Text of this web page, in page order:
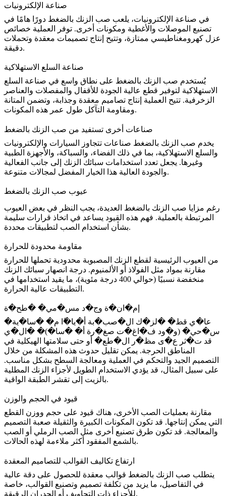
صناعة الإلكترونيات
في صناعة الإلكترونيات، يلعب صب الزنك بالضغط دورًا هامًا في
تصنيع الموصلات والأغطية ومكونات أخرى. توفر العملية خصائص
عزل كهرومغناطيسي ممتازة، وتتيح إنتاج تصميمات معقدة وتحملات
دقيقة.
صناعة السلع الاستهلاكية
يُستخدم صب الزنك بالضغط على نطاق واسع في صناعة السلع
الاستهلاكية لتوفير قطع عالية الجودة للأقفال والمفصلات والعناصر
الزخرفية. تتيح العملية إنتاج تصاميم معقدة وجذابة، وتضمن المتانة
ومقاومة التآكل طول عمر هذه المكونات.
صناعات أخرى تستفيد من صب الزنك بالضغط
يخدم صب الزنك بالضغط صناعات تتجاوز السيارات والإلكترونيات
والسلع الاستهلاكية، بما في ذلك الفضاء، والسباكة، والأجهزة الطبية
وغيرها. يجعل تعدد استخدامات سبائك الزنك إلى جانب الفعالية
والجودة العالية هذا الخيار المفضل لمجالات متنوعة.
عيوب صب الزنك بالضغط
رغم مزايا صب الزنك بالضغط العديدة، يجب النظر في بعض العيوب
المرتبطة بالعملية. فهم هذه القيود يساعد في اتخاذ قرارات سليمة
بشأن استخدام الصب لتطبيقات محددة.
مقاومة محدودة للحرارة
من العيوب الرئيسية لقطع الزنك المصبوبة محدودية تحملها للحرارة
مقارنة بمواد مثل الفولاذ أو الألمنيوم. درجة انصهار سبائك الزنك
منخفضة نسبيًا (حوالي 400 درجة مئوية)، ما يقيد استخدامها في
التطبيقات عالية الحرارة.
إم�ان�ة وج�د مس�مي� �طح�ة
�عا�ي قط� �لز�ك ال�صب�بة أ�يا�ًا م� �سا�ية
س�حي� (و�ود ف�اغ�ت صغ�رة أ� �سا�)� �ال�ي
قد ت�ثر ع�ى مظ�ر ال�طع� أو حتى سلامتها الهيكلية في
المناطق الحرجة. يمكن تقليل حدوث هذه المشكلة من خلال
التصميم الجيد والتحكم في العملية ومعالجة السطح بشكل مناسب.
على سبيل المثال، قد يؤدي الاستخدام الطويل لأجزاء الزنك المطلية
بالزيت إلى تقشر الطبقة الواقية.
قيود في الحجم والوزن
مقارنة بعمليات الصب الأخرى، هناك قيود على حجم ووزن القطع
التي يمكن إنتاجها. قد تكون المكونات الكبيرة والثقيلة صعبة التصميم
والمعالجة. قد تكون طرق تصنيع أخرى مثل الصب الرملي أو الصب
بالشمع المفقودأكثر ملاءمة لهذه الحالات.
ارتفاع تكاليف القوالب للتصاميم المعقدة
يتطلب صب الزنك بالضغط قوالب معقدة للحصول على دقة عالية
في التفاصيل، ما يزيد من تكلفة تصميم وتصنيع القوالب، خاصة
للأجزاء ذات التجاويف أو الجدران الرقيقة.